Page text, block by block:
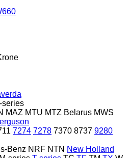
series
MAZ MTU MTZ Belarus MWS
7274 7278 7370 8737 9280
Benz NRF NTN New Holland